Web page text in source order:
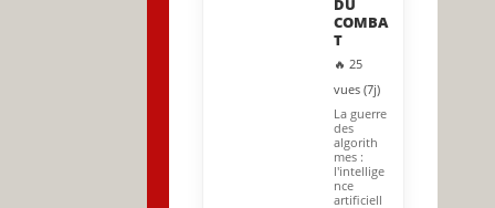
DU
COMBA
T
🔥 25
vues (7j)
La guerre
des
algorith
mes :
l'intellige
nce
artificiell